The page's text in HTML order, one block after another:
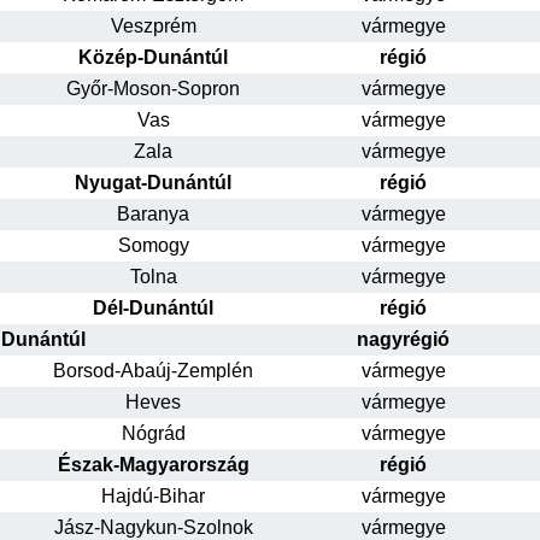
Veszprém
vármegye
Közép-Dunántúl
régió
Győr-Moson-Sopron
vármegye
Vas
vármegye
Zala
vármegye
Nyugat-Dunántúl
régió
Baranya
vármegye
Somogy
vármegye
Tolna
vármegye
Dél-Dunántúl
régió
Dunántúl
nagyrégió
Borsod-Abaúj-Zemplén
vármegye
Heves
vármegye
Nógrád
vármegye
Észak-Magyarország
régió
Hajdú-Bihar
vármegye
Jász-Nagykun-Szolnok
vármegye